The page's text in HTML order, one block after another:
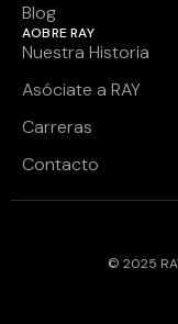
Blog
AOBRE RAY
Nuestra Historia
Asóciate a RAY
Carreras
Contacto
© 2025